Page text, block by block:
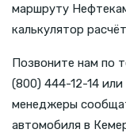
маршруту
калькулятор
Позвоните нам по
(800) 444-12-14
менеджеры
автомобиля в